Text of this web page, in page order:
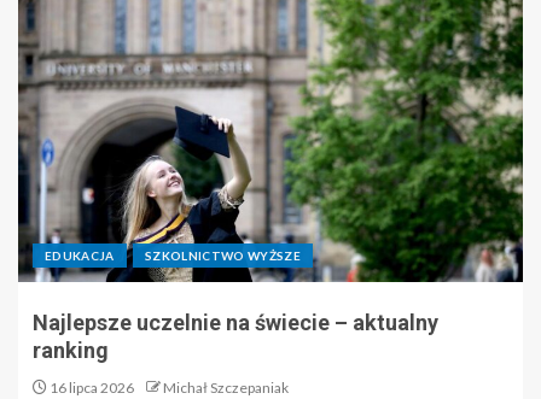
EDUKACJA SZKOLNICTWO WYŻSZE
Najlepsze uczelnie na świecie – aktualny
ranking
16 lipca 2026 Michał Szczepaniak